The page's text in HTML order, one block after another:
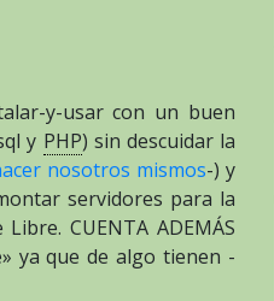
y-usar con un buen
y PHP) sin descuidar la
nosotros mismos-) y
servidores para la
CUENTA ADEMÁS
ya que de algo tienen -